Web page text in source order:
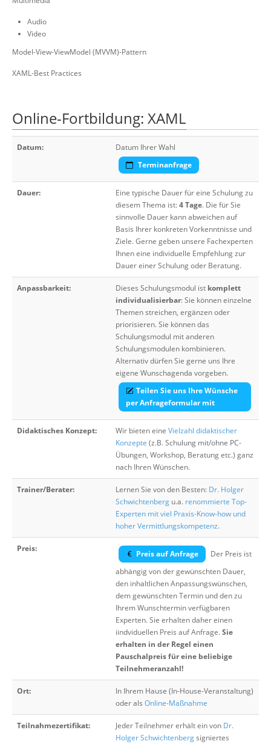
Audio
Video
Model-View-ViewModel (MVVM)-Pattern
XAML-Best Practices
Online-Fortbildung: XAML
Datum:
Datum Ihrer Wahl
Terminanfrage
Dauer:
Eine typische Dauer für eine Schulung zu
diesem Thema ist:4 Tage. Die für Sie
sinnvolle Dauer kann abweichen auf
Basis Ihrer konkreten Vorkenntnisse und
Ziele. Gerne geben unsere Fachexperten
Ihnen eine individuelle Empfehlung zur
Dauer einer Schulung oder Beratung.
Anpassbarkeit: Dieses Schulungsmodul ist komplett
individualisierbar: Sie können einzelne
Themen streichen, ergänzen oder
priorisieren. Sie können das
Schulungsmodul mit anderen
Schulungsmodulen kombinieren.
Alternativ dürfen Sie gerne uns Ihre
eigene Wunschagenda vorgeben.
Teilen Sie uns Ihre Wünsche
per Anfrageformular mit
Didaktisches Konzept: Wir bieten eine Vielzahl didaktischer
Konzepte (z.B. Schulung mit/ohne PC-
Übungen, Workshop, Beratung etc.) ganz
nach Ihren Wünschen.
Trainer/Berater: Lernen Sie von den Besten: Dr. Holger
Schwichtenberg u.a. renommierte Top-
Experten mit viel Praxis-Know-how und
hoher Vermittlungskompetenz.
Preis:
Preis auf Anfrage
Der Preis ist
abhängig von der gewünschten Dauer,
den inhaltlichen Anpassungswünschen,
dem gewünschten Termin und den zu
Ihrem Wunschtermin verfügbaren
Experten. Sie erhalten daher einen
iindviduellen Preis auf Anfrage.Sie
erhalten in der Regel einen
Pauschalpreis für eine beliebige
Teilnehmeranzahl!
Ort:
In Ihrem Hause (In-House-Veranstaltung)
oder als Online-Maßnahme
Teilnahmezertifikat: Jeder Teilnehmer erhält ein von Dr.
Holger Schwichtenbergsigniertes